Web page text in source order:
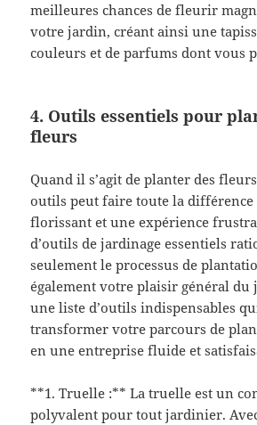
meilleures chances de fleurir
votre jardin, créant ainsi une
couleurs et de parfums dont vous
4. Outils essentiels pour
fleurs
Quand il s’agit de planter des
outils peut faire toute la
florissant et une expérience
d’outils de jardinage essentiels
seulement le processus de
également votre plaisir général du
une liste d’outils indispensables
transformer votre parcours de
en une entreprise fluide et
**1. Truelle :** La truelle est un
polyvalent pour tout jardinier.